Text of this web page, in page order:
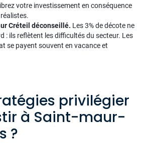
votre investissement en conséquence
Créteil déconseillé. Les 3% de décote ne
: ils reflètent les difficultés du secteur. Les
se payent souvent en vacance et
privilégier
à Saint-maur-
?